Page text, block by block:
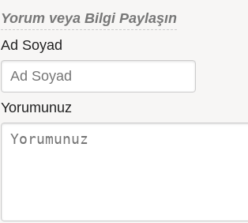
Yorum veya Bilgi Paylaşın
Ad Soyad
Yorumunuz